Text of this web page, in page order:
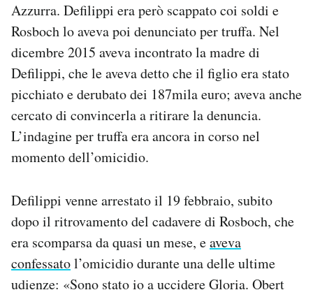
Azzurra. Defilippi era però scappato coi soldi e
Rosboch lo aveva poi denunciato per truffa. Nel
dicembre 2015 aveva incontrato la madre di
Defilippi, che le aveva detto che il figlio era stato
picchiato e derubato dei 187mila euro; aveva anche
cercato di convincerla a ritirare la denuncia.
L’indagine per truffa era ancora in corso nel
momento dell’omicidio.
Defilippi venne arrestato il 19 febbraio, subito
dopo il ritrovamento del cadavere di Rosboch, che
era scomparsa da quasi un mese, eaveva
confessatol’omicidio durante una delle ultime
udienze: «Sono stato io a uccidere Gloria. Obert